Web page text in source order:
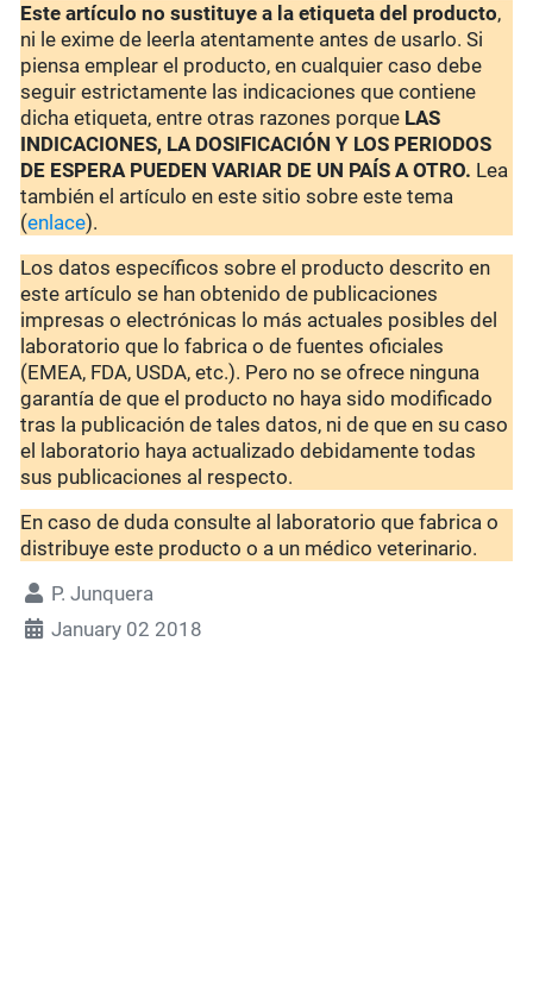
Este artículo no sustituye a la etiqueta del producto,
ni le exime de leerla atentamente antes de usarlo. Si
piensa emplear el producto, en cualquier caso debe
seguir estrictamente las indicaciones que contiene
dicha etiqueta, entre otras razones porque LAS
INDICACIONES, LA DOSIFICACIÓN Y LOS PERIODOS
DE ESPERA PUEDEN VARIAR DE UN PAÍS A OTRO. Lea
también el artículo en este sitio sobre este tema
(enlace).
Los datos específicos sobre el producto descrito en
este artículo se han obtenido de publicaciones
impresas o electrónicas lo más actuales posibles del
laboratorio que lo fabrica o de fuentes oficiales
(EMEA, FDA, USDA, etc.). Pero no se ofrece ninguna
garantía de que el producto no haya sido modificado
tras la publicación de tales datos, ni de que en su caso
el laboratorio haya actualizado debidamente todas
sus publicaciones al respecto.
En caso de duda consulte al laboratorio que fabrica o
distribuye este producto o a un médico veterinario.
P. Junquera
January 02 2018